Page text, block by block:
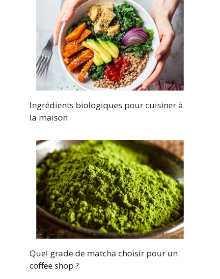
Ingrédients biologiques pour cuisiner à
la maison
Quel grade de matcha choisir pour un
coffee shop ?